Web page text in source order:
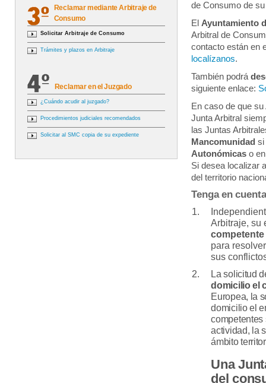
Reclamar mediante Arbitraje de
Consumo
Solicitar Arbitraje de Consumo
Trámites y plazos en Arbitraje
Reclamar en el Juzgado
¿Cuándo acudir al juzgado?
Procedimientos judiciales recomendados
Solicitar al SMC copia de su expediente
de Consumo de
El Ayuntamiento
Arbitral de
contacto están en
localízanos.
También podrá
siguiente enlace:
En caso de que
Junta Arbitral
las Juntas
Mancomunidad si
Autonómicas o
Si desea localizar
del territorio
Tenga en
Arbitraje, su
competente
para
sus
La solicitud
domicilio el
Europea, la
domicilio el
competentes
actividad, la
ámbito
Una
del